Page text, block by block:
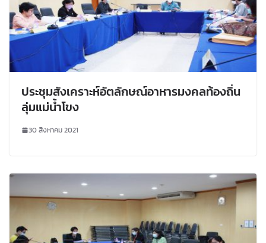
ประชุมสังเคราะห์อัตลักษณ์อาหารมงคลท้องถิ่น
ลุ่มแม่น้ำโขง
30 สิงหาคม 2021